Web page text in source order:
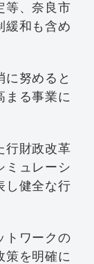
等、奈良市
緩和も含め
努めると
まる事業に
行財政改革
ミュレーシ
し健全な行
トワークの
策を明確に